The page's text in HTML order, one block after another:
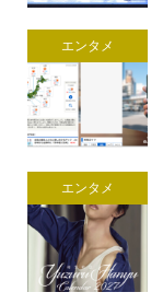
エンタメ
エンタメ